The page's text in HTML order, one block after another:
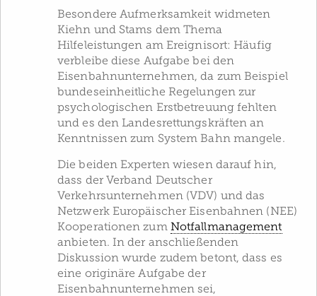
Besondere Aufmerksamkeit widmeten
Kiehn und Stams dem Thema
Hilfeleistungen am Ereignisort: Häufig
verbleibe diese Aufgabe bei den
Eisenbahnunternehmen, da zum Beispiel
bundeseinheitliche Regelungen zur
psychologischen Erstbetreuung fehlten
und es den Landesrettungskräften an
Kenntnissen zum System Bahn mangele.
Die beiden Experten wiesen darauf hin,
dass der Verband Deutscher
Verkehrsunternehmen (VDV) und das
Netzwerk Europäischer Eisenbahnen (NEE)
Kooperationen zum Notfallmanagement
anbieten. In der anschließenden
Diskussion wurde zudem betont, dass es
eine originäre Aufgabe der
Eisenbahnunternehmen sei,